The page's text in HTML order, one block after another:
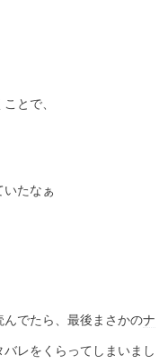
とで、
たなぁ
でたら、最後まさかのナ
レをくらってしまいまし